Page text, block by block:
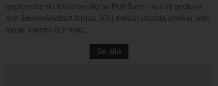
upplevelse du förväntar dig av Puff Bars - nu i ett godkänt
och återanvändbart format. Välj mellan utvalda smaker som
tobak, mentol och frukt.